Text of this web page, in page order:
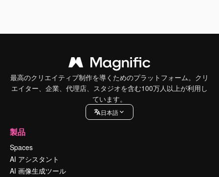
最高のクリエイティブ制作を導くためのプラットフォーム。クリ
エイター、企業、代理店、スタジオを含む100万人以上が利用し
ています。
日本語
製品
Spaces
AI アシスタント
AI 画像生成ツール